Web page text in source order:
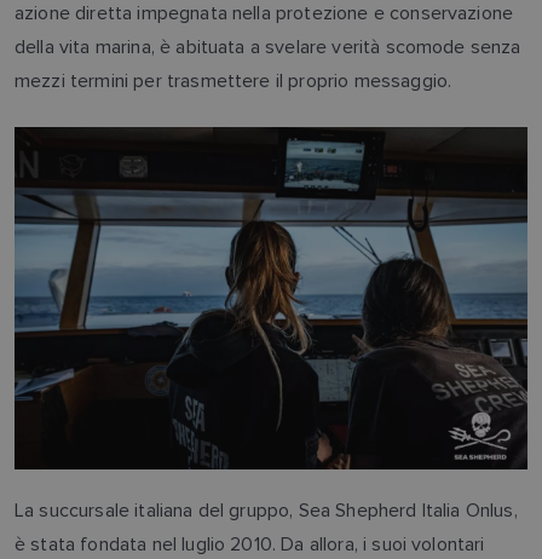
azione diretta impegnata nella protezione e conservazione
della vita marina, è abituata a svelare verità scomode senza
mezzi termini per trasmettere il proprio messaggio.
La succursale italiana del gruppo, Sea Shepherd Italia Onlus,
è stata fondata nel luglio 2010. Da allora, i suoi volontari